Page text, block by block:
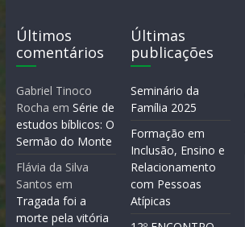
Últimos
comentários
Gabriel Tinoco
Rocha em Série de
estudos bíblicos: O
Sermão do Monte
Flávia da Silva
Santos em
Tragada foi a
morte pela vitória
Últimas
publicações
Seminário da
Família 2025
Formação em
Inclusão, Ensino e
Relacionamento
com Pessoas
Atípicas